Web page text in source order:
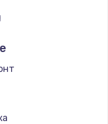
трубки